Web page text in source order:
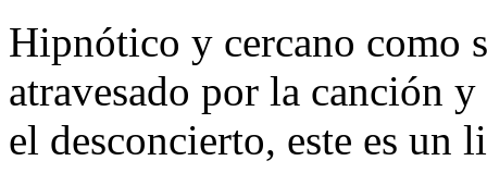
Hipnótico y cercano como
atravesado por la canción
el desconcierto, este es un